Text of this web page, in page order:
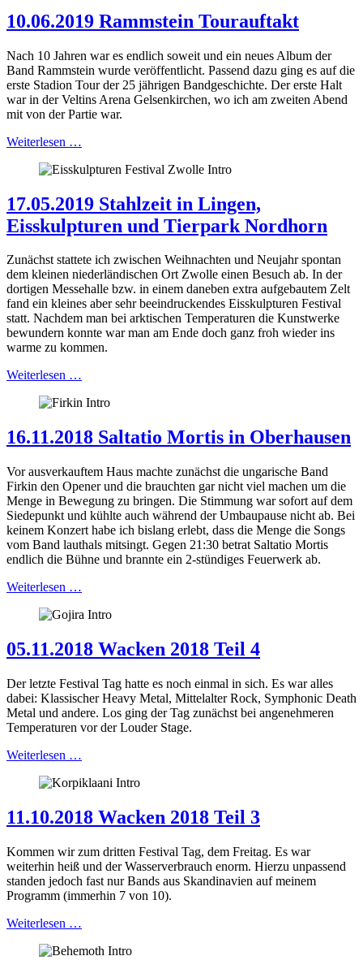
10.06.2019 Rammstein Tourauftakt
Nach 10 Jahren war es endlich soweit und ein neues Album der
Band Rammstein wurde veröffentlicht. Passend dazu ging es auf die
erste Stadion Tour der 25 jährigen Bandgeschichte. Der erste Halt
war in der Veltins Arena Gelsenkirchen, wo ich am zweiten Abend
mit von der Partie war.
Weiterlesen …
17.05.2019 Stahlzeit in Lingen,
Eisskulpturen und Tierpark Nordhorn
Zunächst stattete ich zwischen Weihnachten und Neujahr spontan
dem kleinen niederländischen Ort Zwolle einen Besuch ab. In der
dortigen Messehalle bzw. in einem daneben extra aufgebautem Zelt
fand ein kleines aber sehr beeindruckendes Eisskulpturen Festival
statt. Nachdem man bei arktischen Temperaturen die Kunstwerke
bewundern konnte war man am Ende doch ganz froh wieder ins
warme zu kommen.
Weiterlesen …
16.11.2018 Saltatio Mortis in Oberhausen
Vor ausverkauftem Haus machte zunächst die ungarische Band
Firkin den Opener und die brauchten gar nicht viel machen um die
Menge in Bewegung zu bringen. Die Stimmung war sofort auf dem
Siedepunkt und kühlte auch während der Umbaupause nicht ab. Bei
keinem Konzert habe ich bislang erlebt, dass die Menge die Songs
vom Band lauthals mitsingt. Gegen 21:30 betrat Saltatio Mortis
endlich die Bühne und brannte ein 2-stündiges Feuerwerk ab.
Weiterlesen …
05.11.2018 Wacken 2018 Teil 4
Der letzte Festival Tag hatte es noch einmal in sich. Es war alles
dabei: Klassischer Heavy Metal, Mittelalter Rock, Symphonic Death
Metal und andere. Los ging der Tag zunächst bei angenehmeren
Temperaturen vor der Louder Stage.
Weiterlesen …
11.10.2018 Wacken 2018 Teil 3
Kommen wir zum dritten Festival Tag, dem Freitag. Es war
weiterhin heiß und der Wasserverbrauch enorm. Hierzu unpassend
standen jedoch fast nur Bands aus Skandinavien auf meinem
Programm (immerhin 7 von 10).
Weiterlesen …